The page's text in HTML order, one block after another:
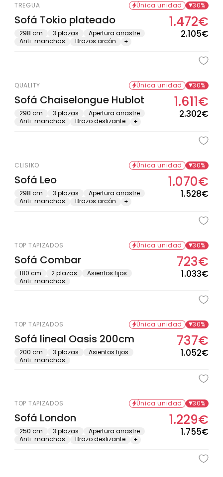
TREGUA Única unidad 30%
Sofá Tokio plateado
298 cm 3 plazas
Apertura arrastre
Anti-manchas
Brazos arcón +
2.105€de
1.472€
QUALITY Única unidad 30%
Sofá Chaiselongue Hublot
290 cm 3 plazas
Apertura arrastre
Anti-manchas
Brazo deslizante +
2.302€de
1.611€
CLISIKO Única unidad 30%
Sofá Leo
298 cm 3 plazas
Apertura arrastre
Anti-manchas
Brazos arcón +
1.528€de
1.070€
TOP TAPIZADOS Única unidad 30%
Sofá Combar
180 cm 2 plazas
Asientos fijos
Anti-manchas
1.033€de
723€
TOP TAPIZADOS Única unidad 30%
Sofá lineal Oasis 200cm
200 cm 3 plazas
Asientos fijos
Anti-manchas
1.052€de
737€
TOP TAPIZADOS Única unidad 30%
Sofá London
250 cm 3 plazas
Apertura arrastre
Anti-manchas
Brazo deslizante +
1.755€de
1.229€